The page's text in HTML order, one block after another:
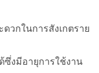
ดวกในการสังเกตราย
ซึ่งมีอายุการใช้งาน